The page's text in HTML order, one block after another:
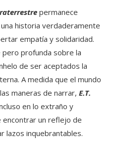
permanece
historia verdaderamente
empatía y solidaridad.
profunda sobre la
de ser aceptados la
A medida que el mundo
maneras de narrar, E.T.
en lo extraño y
encontrar un reflejo de
lazos inquebrantables.